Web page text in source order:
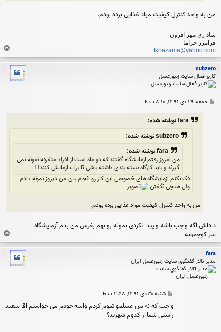
من به واحد کنترل کیفیت مواد غذایی برده بودم.
شاد زی مهر افزون
فرامرز خزاما
fkhazama@yahoo.com
ا
ل
subzero
کاربر فعال سایت زنبورعسل
پ جمعه ۲۹ دی ۱۳۹۱, ۸:۱۰ ب.ظ
fara نوشته شده:
subzero نوشته شده:
fara نوشته شده:
من امروز رفتم ازمایشگاه گفتند که دو ماه است از افراد متفرقه نمونه نمی
گیرند و باید کارگاه بسته بندی داشته باشی تا برات ازمایش کنند!!!
فک نکنم آزمایشگاه های خصوصی این کار رو انجام بدن،من دیروز نمونه دادم
ولی هیچی نگفتن
من به واحد کنترل کیفیت مواد غذایی برده بودم.
داداش اگه واجب باشه و پیدا نکردی نمونه رو بهم بفرس من بدم آزمایشگاه
سر کوچمونه
ا
ل
fara
مدير تالار گفتگوي سايت زنبورعسل ايران
پ
ت
شنبه ۳۰ دی ۱۳۹۱, ۲:۵۸ ب.ظ
واجب که نه من عسلمو تموم کردم واسه خودم می خواستم اقا سعید
راستی شما از کدوم شهرید؟